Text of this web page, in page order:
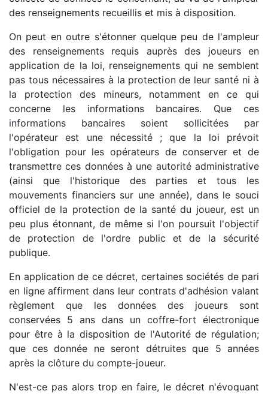
des renseignements recueillis et mis à disposition.
On peut en outre s'étonner quelque peu de l'ampleur
des renseignements requis auprès des joueurs en
application de la loi, renseignements qui ne semblent
pas tous nécessaires à la protection de leur santé ni à
la protection des mineurs, notamment en ce qui
concerne les informations bancaires. Que ces
informations bancaires soient sollicitées par
l'opérateur est une nécessité ; que la loi prévoit
l'obligation pour les opérateurs de conserver et de
transmettre ces données à une autorité administrative
(ainsi que l'historique des parties et tous les
mouvements financiers sur une année), dans le souci
officiel de la protection de la santé du joueur, est un
peu plus étonnant, de même si l'on poursuit l'objectif
de protection de l'ordre public et de la sécurité
publique.
En application de ce décret, certaines sociétés de pari
en ligne affirment dans leur contrats d'adhésion valant
règlement que les données des joueurs sont
conservées 5 ans dans un coffre-fort électronique
pour être à la disposition de l'Autorité de régulation;
que ces donnée ne seront détruites que 5 années
après la clôture du compte-joueur.
N'est-ce pas alors trop en faire, le décret n'évoquant